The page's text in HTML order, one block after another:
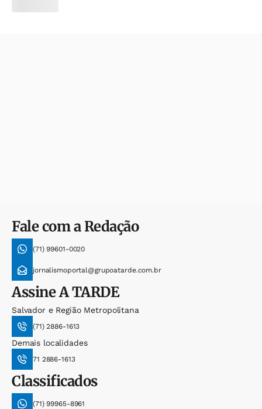
Fale com a Redação
(71) 99601-0020
jornalismoportal@grupoatarde.com.br
AssineA TARDE
Salvador e Região Metropolitana
(71) 2886-1613
Demais localidades
71 2886-1613
Classificados
(71) 99965-8961